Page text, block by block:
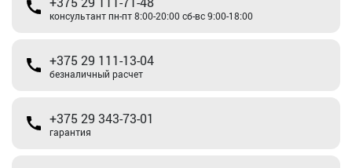
консультант пн-пт 8:00-20:00 сб-вс 9:00-18:00
+375 29 111-13-04
безналичный расчет
+375 29 343-73-01
гарантия